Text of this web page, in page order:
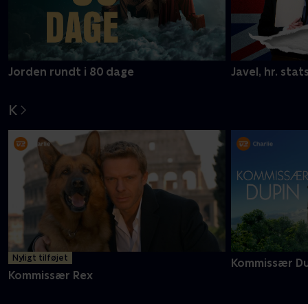
Jorden rundt i 80 dage Javel, hr.
K
Nyligt tilføjet
Kommissær Rex
Kommissær